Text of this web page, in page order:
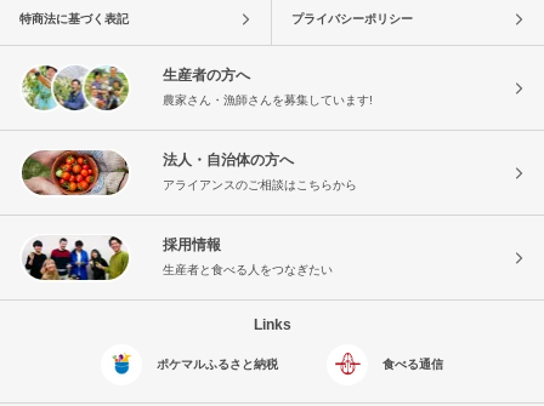
特商法に基づく表記 プライバシーポリシー
生産者の方へ
農家さん・漁師さんを募集しています!
法人・自治体の方へ
アライアンスのご相談はこちらから
採用情報
生産者と食べる人をつなぎたい
Links
ポケマルふるさと納税 食べる通信